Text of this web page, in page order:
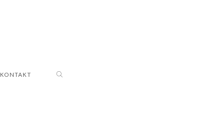
KONTAKT